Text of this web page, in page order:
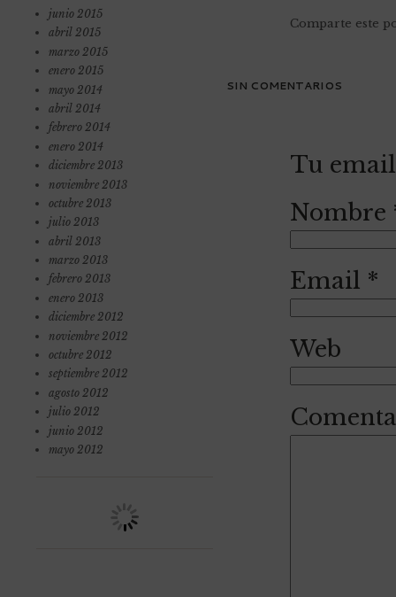
junio 2015
abril 2015
marzo 2015
enero 2015
mayo 2014
abril 2014
febrero 2014
enero 2014
diciembre 2013
noviembre 2013
octubre 2013
julio 2013
abril 2013
marzo 2013
febrero 2013
enero 2013
diciembre 2012
noviembre 2012
octubre 2012
septiembre 2012
agosto 2012
julio 2012
junio 2012
mayo 2012
Comparte este
SIN COMENTARIOS
Tu
Nombre
Email *
Web